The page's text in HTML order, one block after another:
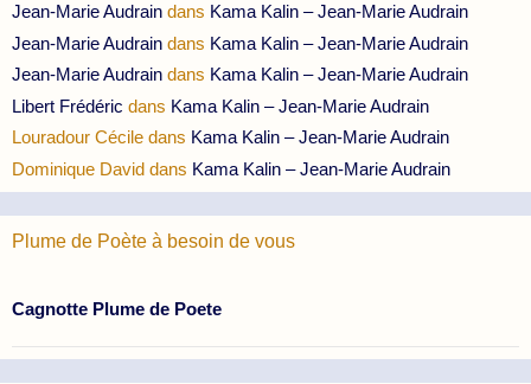
Jean-Marie Audrain dans Kama Kalin – Jean-Marie Audrain
Jean-Marie Audrain dans Kama Kalin – Jean-Marie Audrain
Jean-Marie Audrain dans Kama Kalin – Jean-Marie Audrain
Libert Frédéric dans Kama Kalin – Jean-Marie Audrain
Louradour Cécile dans Kama Kalin – Jean-Marie Audrain
Dominique David dans Kama Kalin – Jean-Marie Audrain
Plume de Poète à besoin de vous
Cagnotte Plume de Poete